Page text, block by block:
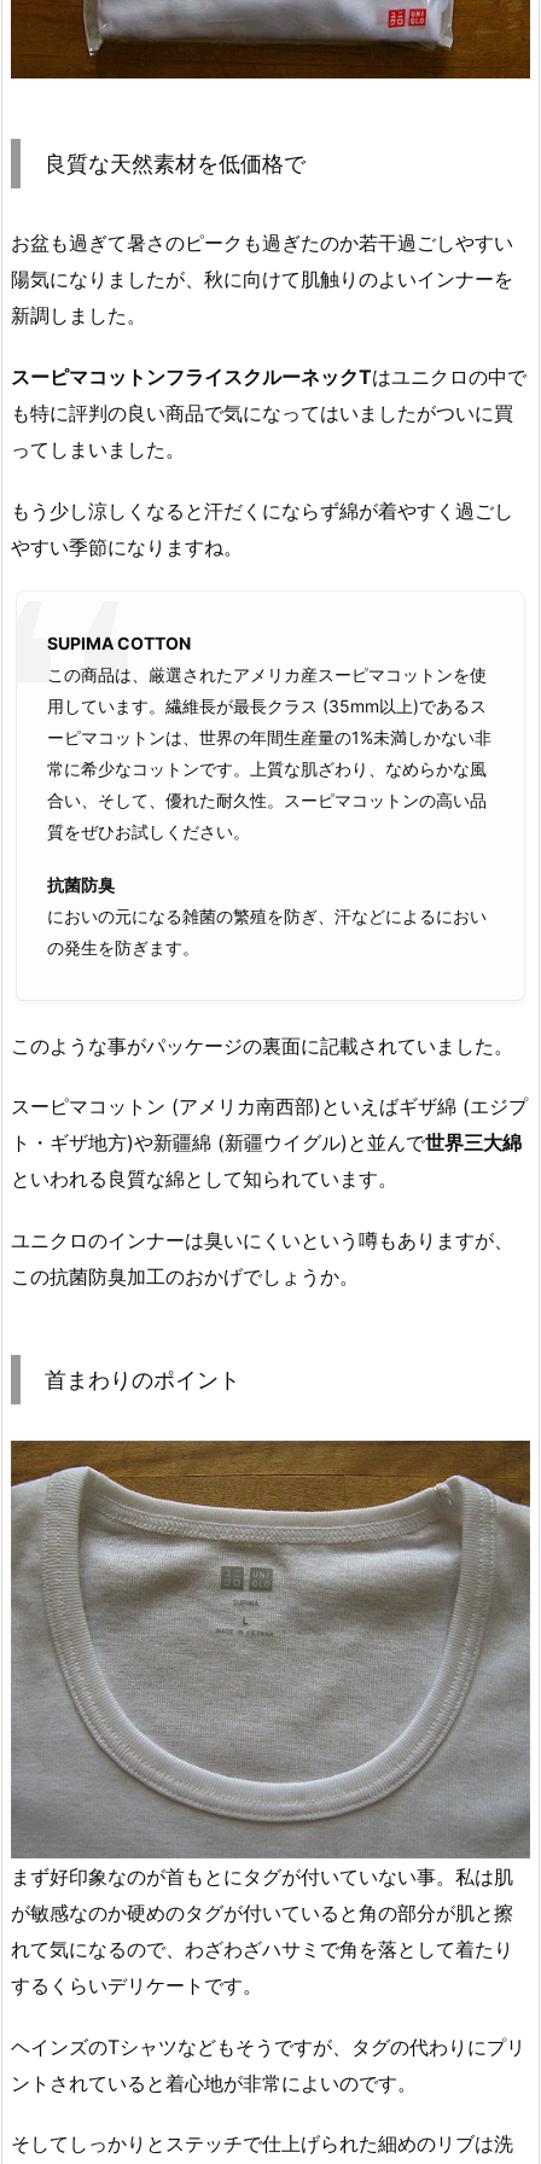
良質な天然素材を低価格で
お盆も過ぎて暑さのピークも過ぎたのか若干過ごしやすい
陽気になりましたが、秋に向けて肌触りのよいインナーを
新調しました。
スーピマコットンフライスクルーネックTはユニクロの中で
も特に評判の良い商品で気になってはいましたがついに買
ってしまいました。
もう少し涼しくなると汗だくにならず綿が着やすく過ごし
やすい季節になりますね。
SUPIMA COTTON
この商品は、厳選されたアメリカ産スーピマコットンを使
用しています。繊維長が最長クラス (35mm以上)であるス
ーピマコットンは、世界の年間生産量の1%未満しかない非
常に希少なコットンです。上質な肌ざわり、なめらかな風
合い、そして、優れた耐久性。スーピマコットンの高い品
質をぜひお試しください。
抗菌防臭
においの元になる雑菌の繁殖を防ぎ、汗などによるにおい
の発生を防ぎます。
このような事がパッケージの裏面に記載されていました。
スーピマコットン (アメリカ南西部)といえばギザ綿 (エジプ
ト・ギザ地方)や新疆綿 (新疆ウイグル)と並んで世界三大綿
といわれる良質な綿として知られています。
ユニクロのインナーは臭いにくいという噂もありますが、
この抗菌防臭加工のおかげでしょうか。
首まわりのポイント
まず好印象なのが首もとにタグが付いていない事。私は肌
が敏感なのか硬めのタグが付いていると角の部分が肌と擦
れて気になるので、わざわざハサミで角を落として着たり
するくらいデリケートです。
ヘインズのTシャツなどもそうですが、タグの代わりにプリ
ントされていると着心地が非常によいのです。
そしてしっかりとステッチで仕上げられた細めのリブは洗